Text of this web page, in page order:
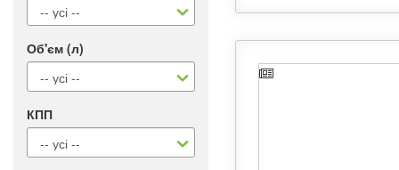
Об'єм (л)
КПП